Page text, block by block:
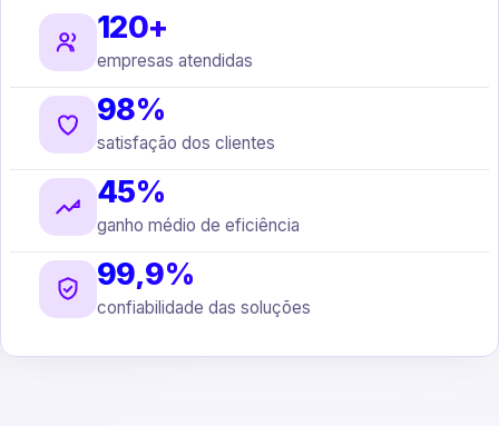
120+
empresas atendidas
98%
satisfação dos clientes
45%
ganho médio de eficiência
99,9%
confiabilidade das soluções